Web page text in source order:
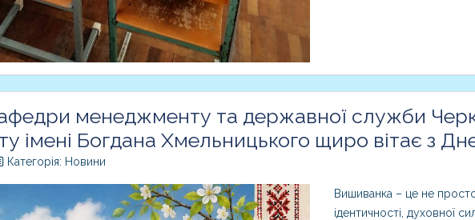
менеджменту та державної служби
імені Богдана Хмельницького щиро вітає з
Категорія: Новини
Вишиванка – це не
ідентичності, духовної